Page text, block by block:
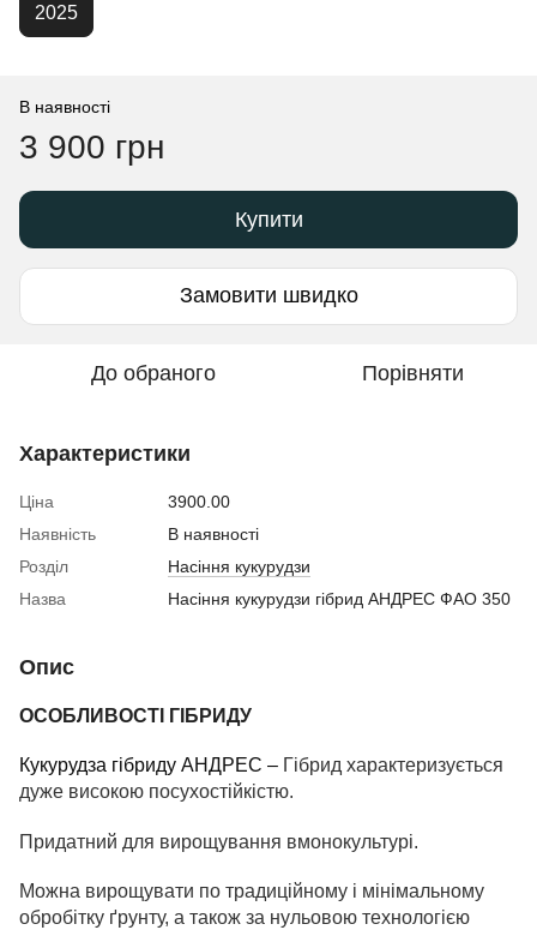
2025
В наявності
3 900 грн
Купити
Замовити швидко
До обраного Порівняти
Характеристики
Ціна
3900.00
Наявність
В наявності
Розділ
Насіння кукурудзи
Назва
Насіння кукурудзи гібрид АНДРЕС ФАО 350
Опис
ОСОБЛИВОСТІ ГІБРИДУ
Кукурудза гібриду АНДРЕС – Гібрид характеризується
дуже високою посухостійкістю.
Придатний для вирощування вмонокультурі.
Можна вирощувати по традиційному і мінімальному
обробітку ґрунту, а також за нульовою технологією